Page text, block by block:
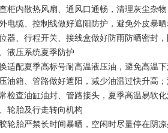
柜内散热风扇、通风口通畅，清理灰尘杂
电缆、控制线做好遮阳防护，避免外皮暴
器、行程开关、接线盒做好防雨防晒密封
液压系统夏季防护
适配夏季高标号耐高温液压油，避免高温下
油箱、管路做好遮阳，减少油温过快升高
检查油缸油封、管路接头，夏季高温易软
轮胎及行走转向机构
轮胎严禁长时间暴晒，空闲时尽量停在阴